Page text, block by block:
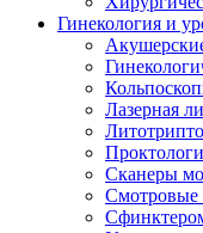
Гинекология и
Лазерная
Сканеры
Смотровые